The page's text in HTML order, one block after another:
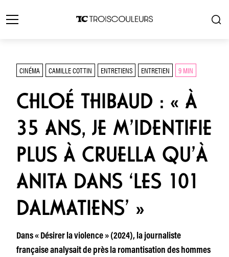
CINÉMA CAMILLE COTTIN ENTRETIENS ENTRETIEN 9 MIN
CHLOÉ THIBAUD : « À
35 ANS, JE M’IDENTIFIE
PLUS À CRUELLA QU’À
ANITA DANS ‘LES 101
DALMATIENS’ »
Dans « Désirer la violence » (2024), la journaliste
française analysait de près la romantisation des hommes